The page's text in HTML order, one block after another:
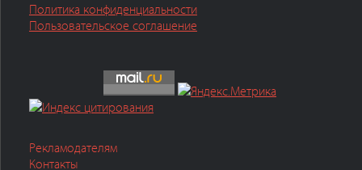
Политика конфиденциальности
Пользовательское соглашение
Рекламодателям
Контакты